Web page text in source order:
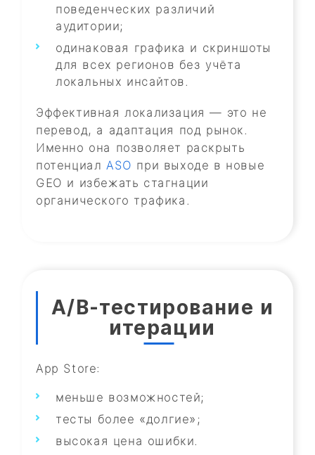
поведенческих различий
аудитории;
одинаковая графика и скриншоты
для всех регионов без учёта
локальных инсайтов.
Эффективная локализация — это не
перевод, а адаптация под рынок.
Именно она позволяет раскрыть
потенциал ASO при выходе в новые
GEO и избежать стагнации
органического трафика.
A/B-тестирование и
итерации
App Store:
меньше возможностей;
тесты более «долгие»;
высокая цена ошибки.